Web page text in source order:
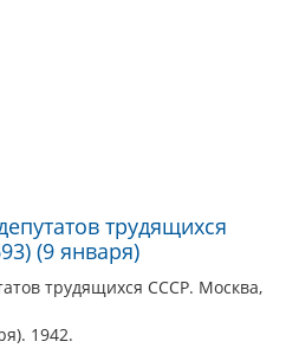
трудящихся
(9 января)
трудящихся СССР. Москва,
1942.